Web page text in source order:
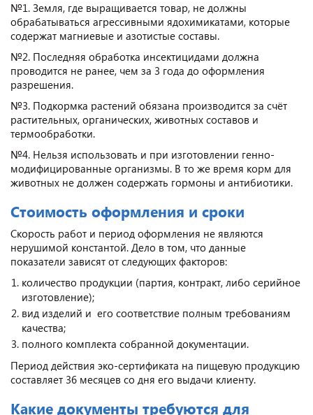
№1. Земля, где выращивается товар, не должны
обрабатываться агрессивными ядохимикатами, которые
содержат магниевые и азотистые составы.
№2. Последняя обработка инсектицидами должна
проводится не ранее, чем за 3 года до оформления
разрешения.
№3. Подкормка растений обязана производится за счёт
растительных, органических, животных составов и
термообработки.
№4. Нельзя использовать и при изготовлении генно-
модифицированные организмы. В то же время корм для
животных не должен содержать гормоны и антибиотики.
Стоимость оформления и сроки
Скорость работ и период оформления не являются
нерушимой константой. Дело в том, что данные
показатели зависят от следующих факторов:
количество продукции (партия, контракт, либо серийное
изготовление);
вид изделий и его соответствие полным требованиям
качества;
полного комплекта собранной документации.
Период действия эко-сертификата на пищевую продукцию
составляет 36 месяцев со дня его выдачи клиенту.
Какие документы требуются для